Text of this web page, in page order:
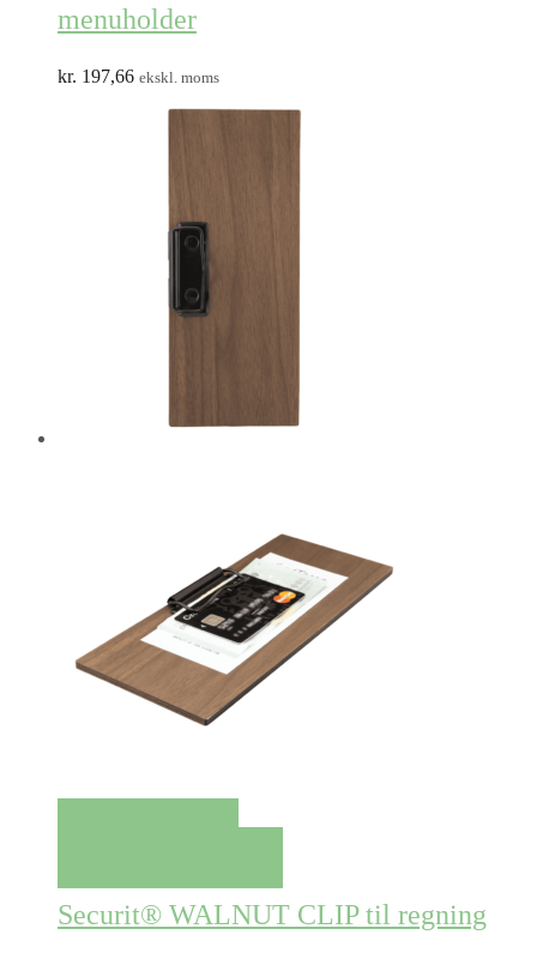
menuholder
kr. 197,66 ekskl. moms
Securit® WALNUT CLIP til regning